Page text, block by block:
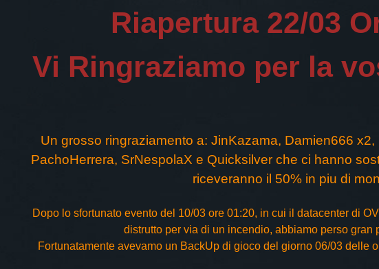
Riapertura 22/03
Vi Ringraziamo per la
Un grosso ringraziamento a: JinKazama, Damien666
PachoHerrera, SrNespolaX e Quicksilver che ci hanno
riceveranno il 50% in piu di
Dopo lo sfortunato evento del 10/03 ore 01:20, in cui il datacenter di
distrutto per via di un incendio, abbiamo perso gran
Fortunatamente avevamo un BackUp di gioco del giorno 06/03 delle